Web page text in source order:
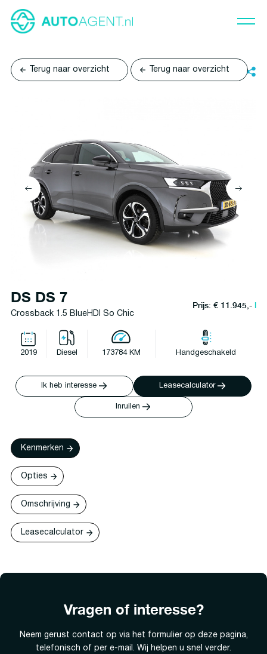
Terug naar overzicht Terug naar overzicht
DS DS 7
Crossback 1.5 BlueHDI So Chic
Prijs: € 11.945,-l
2019 Diesel 173784 KM Handgeschakeld
Ik heb interesse Leasecalculator
Inruilen
Kenmerken
Opties
Omschrijving
Leasecalculator
Vragen of interesse?
Neem gerust contact op via het formulier op deze pagina,
telefonisch of per e-mail. Wij helpen u snel verder.